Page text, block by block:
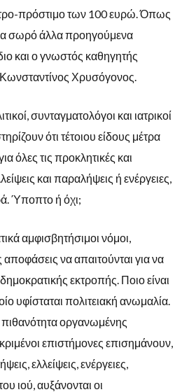
πρόστιμο των 100 ευρώ. Όπως
σωρό άλλα προηγούμενα
και ο γνωστός καθηγητής
Κωνσταντίνος Χρυσόγονος.
συνταγματολόγοι και ιατρικοί
ότι τέτοιου είδους μέτρα
όλες τις προκλητικές και
και παραλήψεις ή ενέργειες,
Ύποπτο ή όχι;
αμφισβητήσιμοι νόμοι,
να απαιτούνται για να
εκτροπής. Ποιο είναι
υφίσταται πολιτειακή ανωμαλία.
πιθανότητα οργανωμένης
επιστήμονες επισημάνουν,
ελλείψεις, ενέργειες,
ιού, αυξάνονται οι